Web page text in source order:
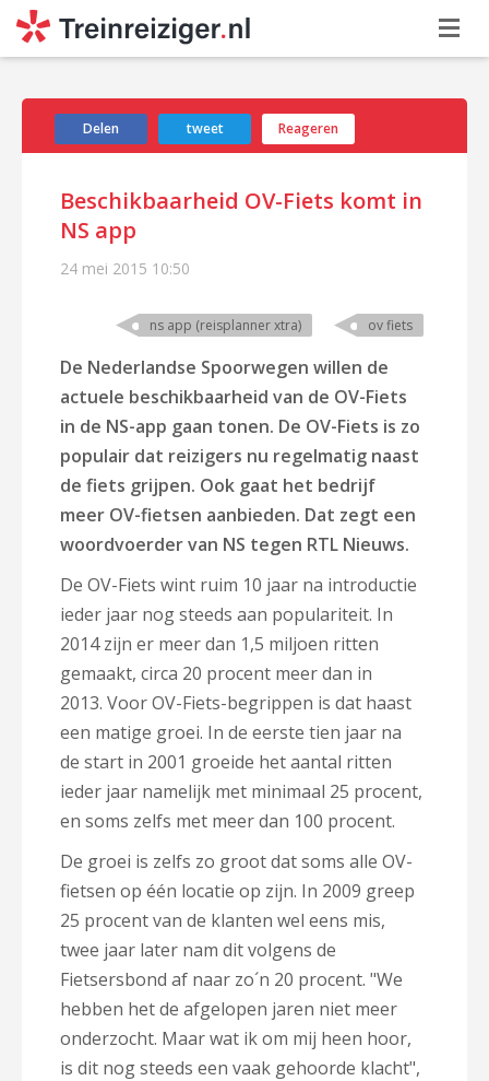
Delen tweet Reageren
Beschikbaarheid OV-Fiets komt in
NS app
24 mei 2015 10:50
ns app (reisplanner xtra) ov fiets
De Nederlandse Spoorwegen willen de
actuele beschikbaarheid van de OV-Fiets
in de NS-app gaan tonen. De OV-Fiets is zo
populair dat reizigers nu regelmatig naast
de fiets grijpen. Ook gaat het bedrijf
meer OV-fietsen aanbieden. Dat zegt een
woordvoerder van NS tegen RTL Nieuws.
De OV-Fiets wint ruim 10 jaar na introductie
ieder jaar nog steeds aan populariteit. In
2014 zijn er meer dan 1,5 miljoen ritten
gemaakt, circa 20 procent meer dan in
2013. Voor OV-Fiets-begrippen is dat haast
een matige groei. In de eerste tien jaar na
de start in 2001 groeide het aantal ritten
ieder jaar namelijk met minimaal 25 procent,
en soms zelfs met meer dan 100 procent.
De groei is zelfs zo groot dat soms alle OV-
fietsen op één locatie op zijn. In 2009 greep
25 procent van de klanten wel eens mis,
twee jaar later nam dit volgens de
Fietsersbond af naar zo´n 20 procent. "We
hebben het de afgelopen jaren niet meer
onderzocht. Maar wat ik om mij heen hoor,
is dit nog steeds een vaak gehoorde klacht",